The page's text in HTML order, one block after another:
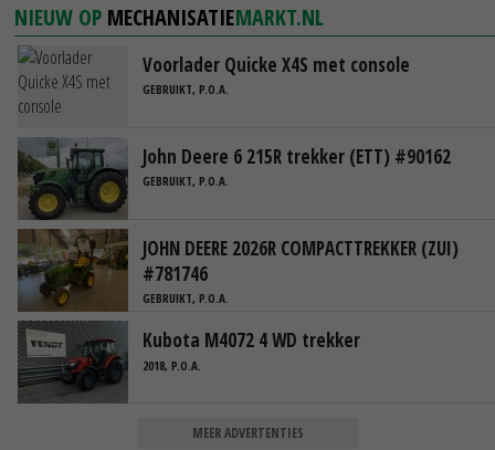
NIEUW OP MECHANISATIEMARKT.NL
Voorlader Quicke X4S met console
GEBRUIKT, P.O.A.
John Deere 6 215R trekker (ETT) #90162
GEBRUIKT, P.O.A.
JOHN DEERE 2026R COMPACTTREKKER (ZUI)
#781746
GEBRUIKT, P.O.A.
Kubota M4072 4 WD trekker
2018, P.O.A.
MEER ADVERTENTIES